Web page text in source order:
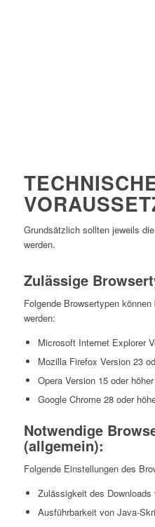
Grundsätzlich sollten jeweils
werden.
Zulässige
Folgende Browsertypen
werden:
Microsoft Internet Explorer
Mozilla Firefox Version 23
Opera Version 15 oder höher
Google Chrome 28 oder
Notwendige
(allgemein):
Folgende Einstellungen des
Zulässigkeit des Downloads
Ausführbarkeit von Java-